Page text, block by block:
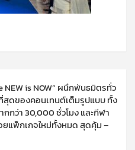
NEW is NOW” ผนึกพันธมิตรทั่ว
สุดของคอนเทนต์เต็มรูปแบบ ทั้ง
กว่า 30,000 ชั่วโมง และกีฬา
แพ็กเกจใหม่ทั้งหมด สุดคุ้ม –